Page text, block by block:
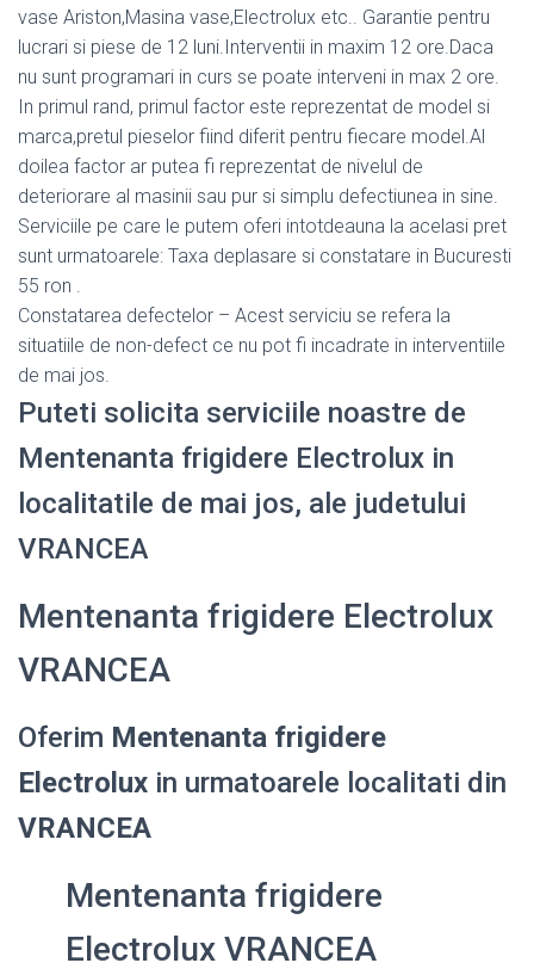
vase Ariston,Masina vase,Electrolux etc.. Garantie pentru
lucrari si piese de 12 luni.Interventii in maxim 12 ore.Daca
nu sunt programari in curs se poate interveni in max 2 ore.
In primul rand, primul factor este reprezentat de model si
marca,pretul pieselor fiind diferit pentru fiecare model.Al
doilea factor ar putea fi reprezentat de nivelul de
deteriorare al masinii sau pur si simplu defectiunea in sine.
Serviciile pe care le putem oferi intotdeauna la acelasi pret
sunt urmatoarele: Taxa deplasare si constatare in Bucuresti
55 ron .
Constatarea defectelor – Acest serviciu se refera la
situatiile de non-defect ce nu pot fi incadrate in interventiile
de mai jos.
Puteti solicita serviciile noastre de
Mentenanta frigidere Electrolux in
localitatile de mai jos, ale judetului
VRANCEA
Mentenanta frigidere Electrolux
VRANCEA
Oferim Mentenanta frigidere
Electrolux in urmatoarele localitati din
VRANCEA
Mentenanta frigidere
Electrolux VRANCEA